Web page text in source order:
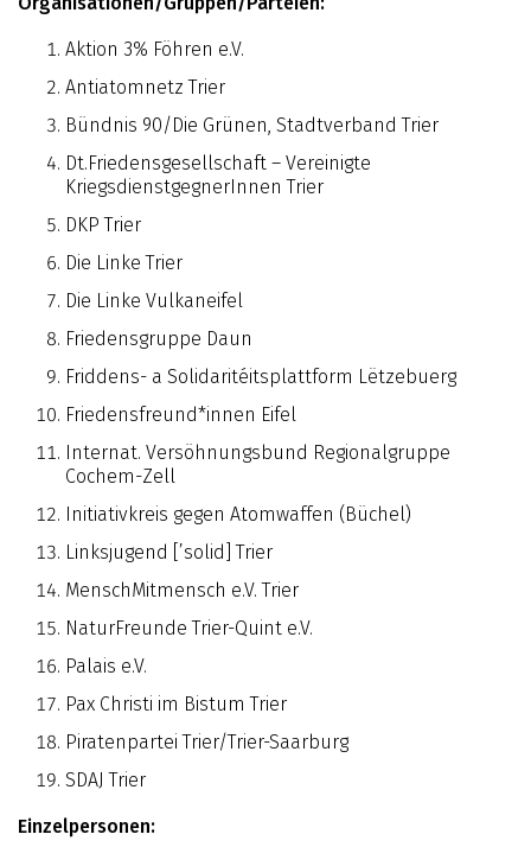
Aktion 3% Föhren e.V.
Antiatomnetz Trier
Bündnis 90/Die Grünen, Stadtverband Trier
Dt.Friedensgesellschaft – Vereinigte
KriegsdienstgegnerInnen Trier
DKP Trier
Die Linke Trier
Die Linke Vulkaneifel
Friedensgruppe Daun
Friddens- a Solidaritéitsplattform Lëtzebuerg
Friedensfreund*innen Eifel
Internat. Versöhnungsbund Regionalgruppe
Cochem-Zell
Initiativkreis gegen Atomwaffen (Büchel)
Linksjugend [’solid] Trier
MenschMitmensch e.V. Trier
NaturFreunde Trier-Quint e.V.
Palais e.V.
Pax Christi im Bistum Trier
Piratenpartei Trier/Trier-Saarburg
SDAJ Trier
Einzelpersonen: